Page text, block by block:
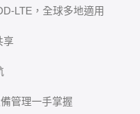
LTE，全球多地適用
享
管理一手掌握